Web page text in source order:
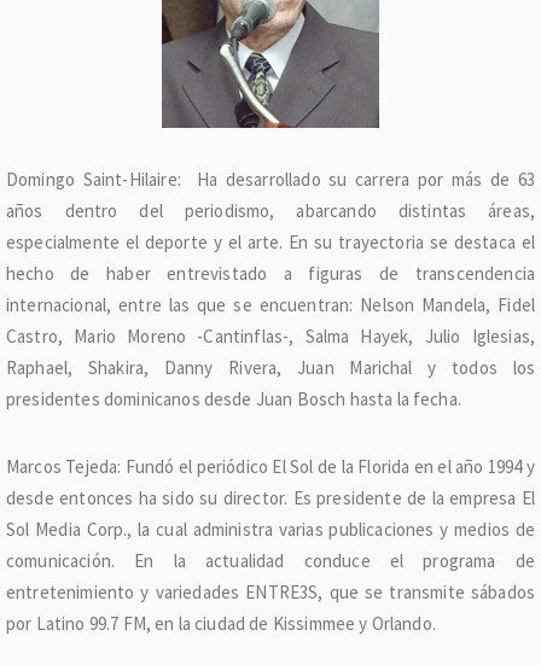
Domingo Saint-Hilaire: Ha desarrollado su carrera por más de 63
años dentro del periodismo, abarcando distintas áreas,
especialmente el deporte y el arte. En su trayectoria se destaca el
hecho de haber entrevistado a figuras de transcendencia
internacional, entre las que se encuentran: Nelson Mandela, Fidel
Castro, Mario Moreno -Cantinflas-, Salma Hayek, Julio Iglesias,
Raphael, Shakira, Danny Rivera, Juan Marichal y todos los
presidentes dominicanos desde Juan Bosch hasta la fecha.
Marcos Tejeda: Fundó el periódico El Sol de la Florida en el año 1994 y
desde entonces ha sido su director. Es presidente de la empresa El
Sol Media Corp., la cual administra varias publicaciones y medios de
comunicación. En la actualidad conduce el programa de
entretenimiento y variedades ENTRE3S, que se transmite sábados
por Latino 99.7 FM, en la ciudad de Kissimmee y Orlando.